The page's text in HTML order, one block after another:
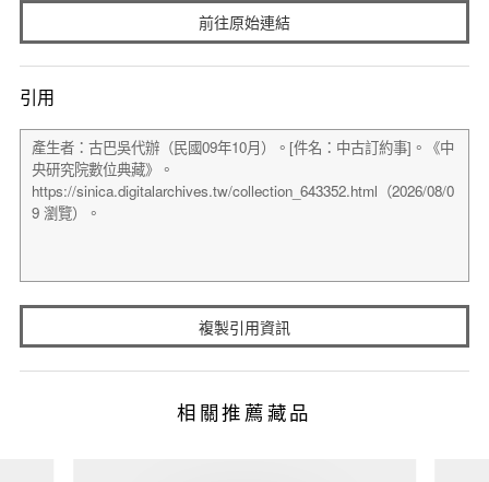
前往原始連結
引用
複製引用資訊
相關推薦藏品